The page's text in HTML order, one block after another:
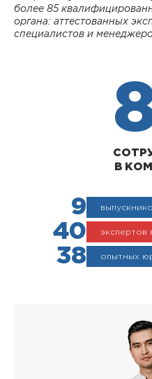
более 85
органа: аттестованных
специалистов и
В
9
40 экспертов
38 опытных